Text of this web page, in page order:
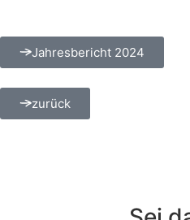
Jahresbericht 2024
zurück